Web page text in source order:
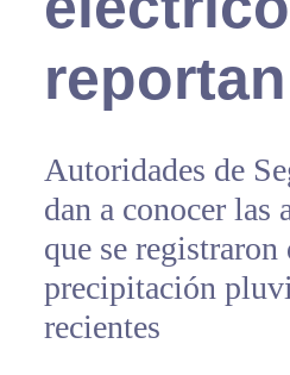
reportan
Autoridades de
dan a conocer las
que se registraron
precipitación
recientes